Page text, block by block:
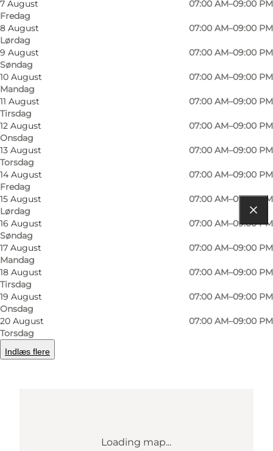
7 August
Fredag
07:00 AM–09:00 PM
8 August
Lørdag
07:00 AM–09:00 PM
9 August
Søndag
07:00 AM–09:00 PM
10 August
Mandag
07:00 AM–09:00 PM
11 August
Tirsdag
07:00 AM–09:00 PM
12 August
Onsdag
07:00 AM–09:00 PM
13 August
Torsdag
07:00 AM–09:00 PM
14 August
Fredag
07:00 AM–09:00 PM
15 August
Lørdag
07:00 AM–09:00 PM
16 August
Søndag
07:00 AM–09:00 PM
17 August
Mandag
07:00 AM–09:00 PM
18 August
Tirsdag
07:00 AM–09:00 PM
19 August
Onsdag
07:00 AM–09:00 PM
20 August
Torsdag
07:00 AM–09:00 PM
Indlæs flere
Et stort lavprissupermarked med et stort
udvalg og små priser. Gode parkeringsforhold.
Facebook - REMA 1000 Hirtshals
Find vej
Banegårdspladsen 13
9850 Hirtshals
Loading map...